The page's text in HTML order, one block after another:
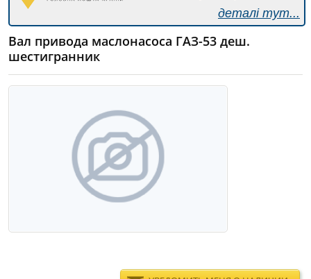
деталі тут...
Вал привода маслонасоса ГАЗ-53 деш.
шестигранник